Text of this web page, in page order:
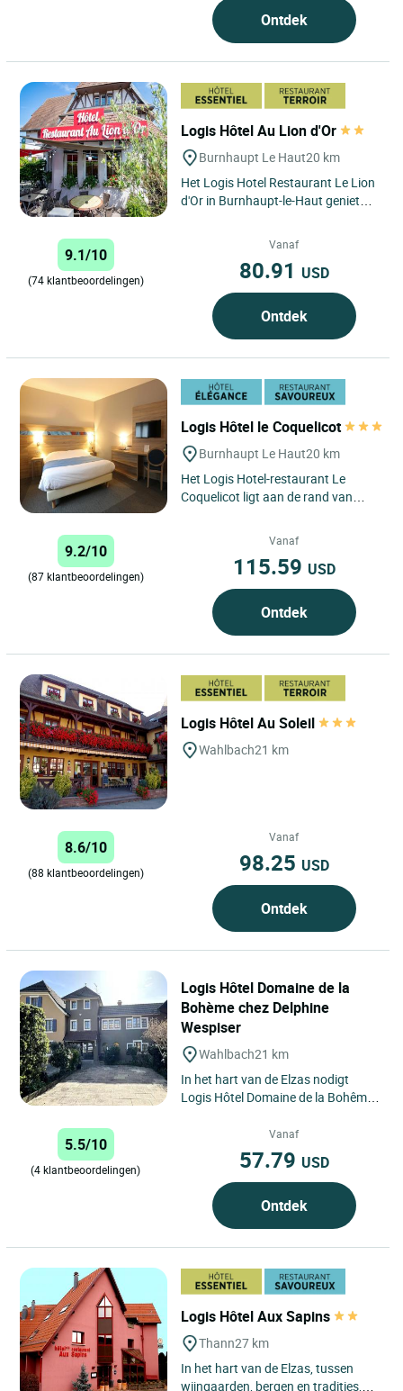
Ontdek
Logis Hôtel Au Lion d'Or
Burnhaupt Le Haut20 km
Het Logis Hotel Restaurant Le Lion
d'Or in Burnhaupt-le-Haut geniet
begin van de Elzasser...
9.1/10
(74 klantbeoordelingen)
Vanaf
80.91 USD
Ontdek
Logis Hôtel le Coquelicot
Burnhaupt Le Haut20 km
Het Logis Hotel-restaurant Le
Coquelicot ligt aan de rand van
de Doller-vallei, en geniet...
9.2/10
(87 klantbeoordelingen)
Vanaf
115.59 USD
Ontdek
Logis Hôtel Au Soleil
Wahlbach21 km
8.6/10
(88 klantbeoordelingen)
Vanaf
98.25 USD
Ontdek
Logis Hôtel Domaine de la
Bohème chez Delphine
Wespiser
Wahlbach21 km
In het hart van de Elzas nodigt
Logis Hôtel Domaine de la Bohême,
uit voor een unieke...
5.5/10
(4 klantbeoordelingen)
Vanaf
57.79 USD
Ontdek
Logis Hôtel Aux Sapins
Thann27 km
In het hart van de Elzas, tussen
wijngaarden, bergen en tradities,